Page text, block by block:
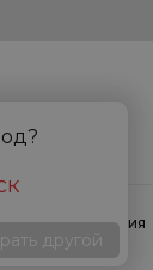
антиобледенения
другой